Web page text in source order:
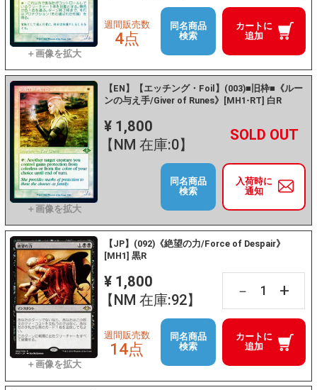
カートに
追加
週間販売数
4点
同名商品
検索
【EN】【エッチング・Foil】(003)■旧枠■《ルー
ンの与え手/Giver of Runes》[MH1-RT] 白R
¥ 1,800
【NM 在庫:0】
－ +
入荷時に
通知
同名商品
検索
【JP】(092)《絶望の力/Force of Despair》
[MH1] 黒R
¥ 1,800
【NM 在庫:92】
－ +
カートに
追加
週間販売数
14点
同名商品
検索